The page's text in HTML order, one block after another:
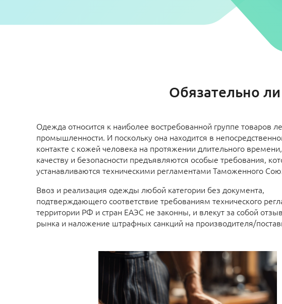
Обязательно
Одежда относится к наиболее востребованной группе товаров
промышленности. И поскольку она находится в
контакте с кожей человека на протяжении длительного
качеству и безопасности предъявляются особые требования,
устанавливаются техническими регламентами Таможенного
Ввоз и реализация одежды любой категории без документа,
подтверждающего соответствие требованиям технического
территории РФ и стран ЕАЭС не законны, и влекут за собой
рынка и наложение штрафных санкций на производителя/